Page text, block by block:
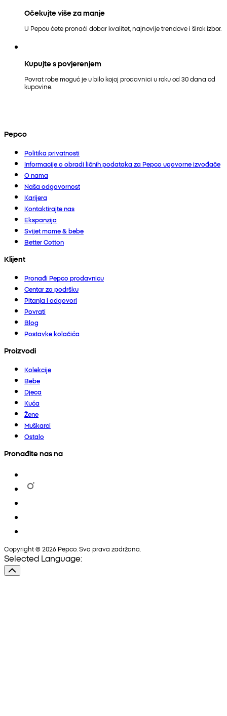
Očekujte više za manje
U Pepcu ćete pronaći dobar kvalitet, najnovije trendove i širok izbor.
Kupujte s povjerenjem
Povrat robe moguć je u bilo kojoj prodavnici u roku od 30 dana od
kupovine.
Pepco
Politika privatnosti
Informacije o obradi ličnih podataka za Pepco ugovorne izvođače
O nama
Naša odgovornost
Karijera
Kontaktirajte nas
Ekspanzija
Svijet mame & bebe
Better Cotton
Klijent
Pronađi Pepco prodavnicu
Centar za podršku
Pitanja i odgovori
Povrati
Blog
Postavke kolačića
Proizvodi
Kolekcije
Bebe
Djeca
Kuća
Žene
Muškarci
Ostalo
Pronađite nas na
Copyright © 2026 Pepco. Sva prava zadržana.
Selected Language: